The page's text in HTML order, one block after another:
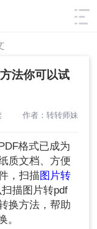
筛选
法你可以试
作者：转转师妹
格式已成为
质文档、方便
，扫描 图片转
描图片转pdf
换方法，帮助
。